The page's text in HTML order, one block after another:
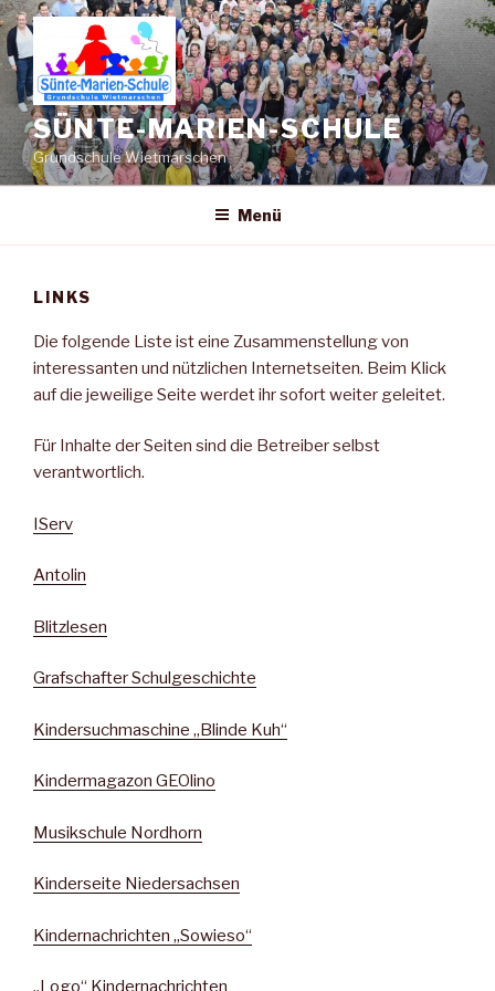
Zum
Inhalt
springen
SÜNTE-MARIEN-SCHULE
Grundschule Wietmarschen
Menü
LINKS
Die folgende Liste ist eine Zusammenstellung von
interessanten und nützlichen Internetseiten. Beim Klick
auf die jeweilige Seite werdet ihr sofort weiter geleitet.
Für Inhalte der Seiten sind die Betreiber selbst
verantwortlich.
IServ
Antolin
Blitzlesen
Grafschafter Schulgeschichte
Kindersuchmaschine „Blinde Kuh“
Kindermagazon GEOlino
Musikschule Nordhorn
Kinderseite Niedersachsen
Kindernachrichten „Sowieso“